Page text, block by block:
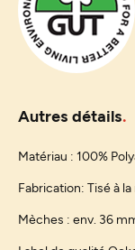
Autres détails
Matériau : 100%
Fabrication: Tisé à
Mèches : env. 36